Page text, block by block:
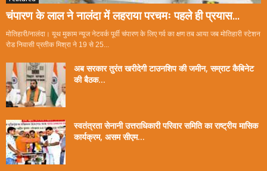
चंपारण के लाल ने नालंदा में लहराया परचमः पहले ही प्रयास...
मोतिहारी/नालंदा। यूथ मुकाम न्यूज नेटवर्क पूर्वी चंपारण के लिए गर्व का क्षण तब आया जब मोतिहारी स्टेशन
रोड निवासी प्रतीक मिश्रा ने 19 से 25...
अब सरकार तुरंत खरीदेगी टाउनशिप की जमीन, सम्राट कैबिनेट
की बैठक...
स्वतंत्रता सेनानी उत्तराधिकारी परिवार समिति का राष्ट्रीय मासिक
कार्यक्रम, असम सीएम...